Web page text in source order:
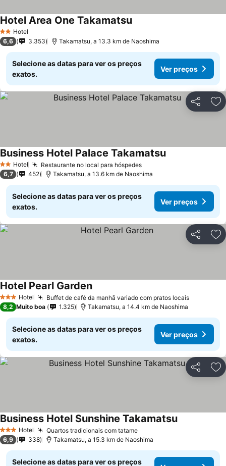
2 Estrelas
Hotel
Hotel Area One Takamatsu
6,6 3.353 Takamatsu, a 13.3 km de Naoshima
Selecione as datas para ver os preços
exatos.
Ver preços
Partilhar
2 Estrelas
Hotel Restaurante no local para hóspedes
Business Hotel Palace Takamatsu
6,7 452 Takamatsu, a 13.6 km de Naoshima
Selecione as datas para ver os preços
exatos.
Ver preços
Partilhar
3 EstrelasHotel Buffet de café da manhã variado com pratos locais
Hotel Pearl Garden
8,2 Muito boa 1.325 Takamatsu, a 14.4 km de Naoshima
Selecione as datas para ver os preços
exatos.
Ver preços
Partilhar
3 EstrelasHotel Quartos tradicionais com tatame
Business Hotel Sunshine Takamatsu
6,9 338 Takamatsu, a 15.3 km de Naoshima
Selecione as datas para ver os preços